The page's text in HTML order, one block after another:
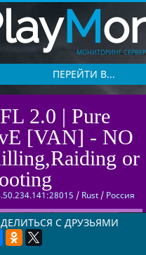
M
МОНИТОРИНГ
ПЕРЕЙТИ В...
2.0 | Pure
[VAN] - NO
or
/ Rust / Россия
С ДРУЗЬЯМИ